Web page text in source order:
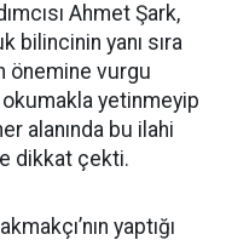
Ahmet Şark,
bilincinin yanı sıra
önemine vurgu
okumakla yetinmeyip
alanında bu ilahi
dikkat çekti.
yaptığı